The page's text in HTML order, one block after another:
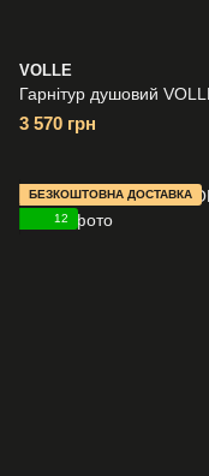
VOLLE
Гарнітур душовий
3 570 грн
БЕЗКОШТОВНА ДОСТАВКА
12